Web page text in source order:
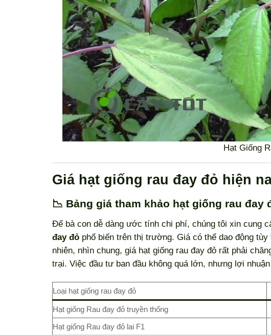
Hạt Giống
Giá hạt giống rau đay đỏ hiện
📉 Bảng giá tham khảo hạt giống rau đay
Để bà con dễ dàng ước tính chi phí, chúng tôi xin cung
đay đỏ phổ biến trên thị trường. Giá có thể dao động
nhiên, nhìn chung, giá hạt giống rau đay đỏ rất phải
trại. Việc đầu tư ban đầu không quá lớn, nhưng lợi
Loại hạt giống rau đay đỏ
Hạt giống Rau đay đỏ truyền thống
Hạt giống Rau đay đỏ lai F1